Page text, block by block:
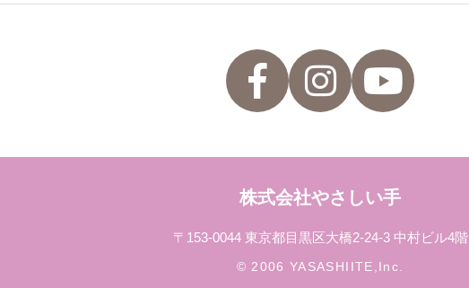
株式会社やさしい手
〒153-0044 東京都目黒区大橋2-24-3 中村ビル4階
© 2006 YASASHIITE,Inc.